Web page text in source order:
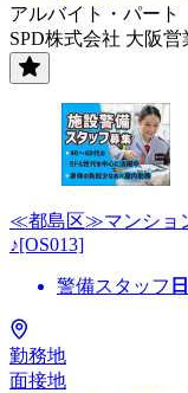
アルバイト・パート
SPD株式会社 大阪営
≪都島区≫マンショ
♪[OS013]
警備スタッフ
勤務地
面接地